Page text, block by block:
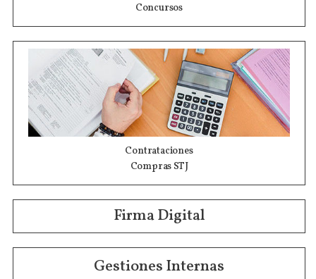
Concursos
Contrataciones
Compras STJ
Firma Digital
Gestiones Internas